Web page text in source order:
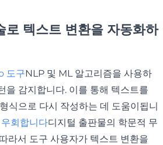
로 텍스트 변환을 자동화하
도구NLP 및 ML 알고리즘을 사용하
을 감지합니다. 이를 통해 텍스트를
식으로 다시 작성하는 데 도움이됩니
회합니다디지털 출판물의 학문적 무
라서 도구 사용자가 텍스트 변환을